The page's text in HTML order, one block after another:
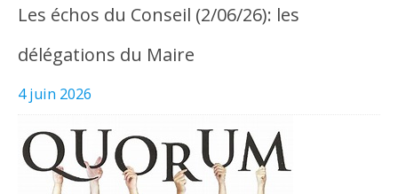
Les échos du Conseil (2/06/26): les
délégations du Maire
4 juin 2026